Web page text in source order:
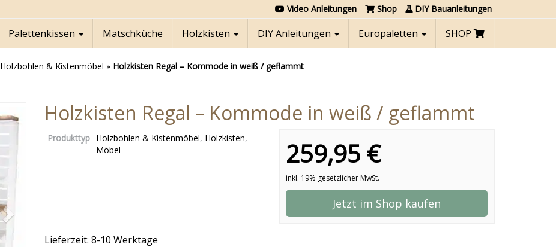
Video Anleitungen Shop DIY Bauanleitungen
Palettenkissen Matschküche Holzkisten DIY Anleitungen Europaletten SHOP
Holzbohlen & Kistenmöbel » Holzkisten Regal – Kommode in weiß / geflammt
Holzkisten Regal – Kommode in weiß / geflammt
259,95 €
inkl. 19% gesetzlicher MwSt.
Jetzt im Shop kaufen
Produkttyp Holzbohlen & Kistenmöbel, Holzkisten,
Möbel
Lieferzeit: 8-10 Werktage